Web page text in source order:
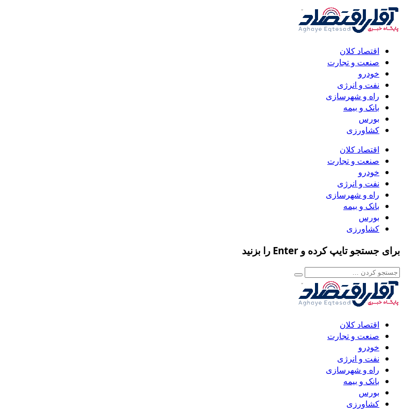
اقتصاد کلان
صنعت و تجارت
خودرو
نفت و انرژی
راه و شهرسازی
بانک و بیمه
بورس
کشاورزی
اقتصاد کلان
صنعت و تجارت
خودرو
نفت و انرژی
راه و شهرسازی
بانک و بیمه
بورس
کشاورزی
برای جستجو تایپ کرده و Enter را بزنید
اقتصاد کلان
صنعت و تجارت
خودرو
نفت و انرژی
راه و شهرسازی
بانک و بیمه
بورس
کشاورزی